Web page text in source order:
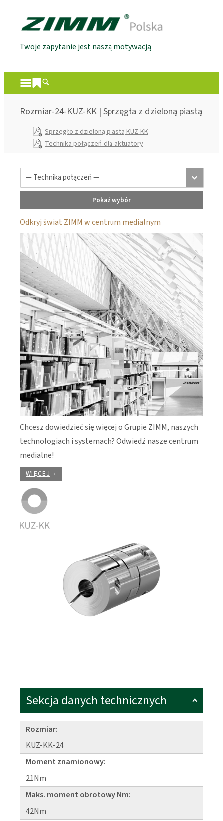
Twoje zapytanie jest naszą motywacją
Rozmiar-24-KUZ-KK | Sprzęgła z dzieloną piastą
Sprzęgło z dzieloną piastą KUZ-KK
Technika połączeń-dla-aktuatory
Pokaż wybór
Odkryj świat ZIMM w centrum medialnym
Chcesz dowiedzieć się więcej o Grupie ZIMM, naszych
technologiach i systemach? Odwiedź nasze centrum
medialne!
WIĘCEJ
Sekcja danych technicznych
Rozmiar:
KUZ-KK-24
Moment znamionowy:
21Nm
Maks. moment obrotowy Nm:
42Nm